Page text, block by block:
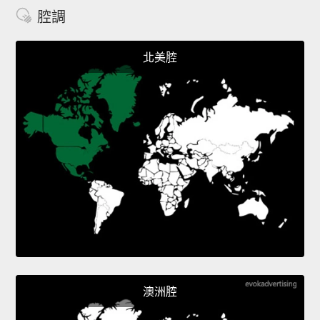
腔調
北美腔
澳洲腔